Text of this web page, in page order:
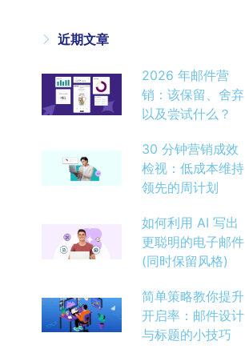
近期文章
2026 年邮件营
销：该保留、舍弃
以及尝试什么？
30 分钟营销成效
检视：低成本维持
领先的周计划
如何利用 AI 写出
更聪明的电子邮件
(同时保留风格)
简单策略教你提升
开启率：邮件设计
与标题的小技巧